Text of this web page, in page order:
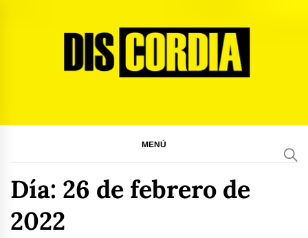
MENÚ
Día: 26 de febrero de
2022